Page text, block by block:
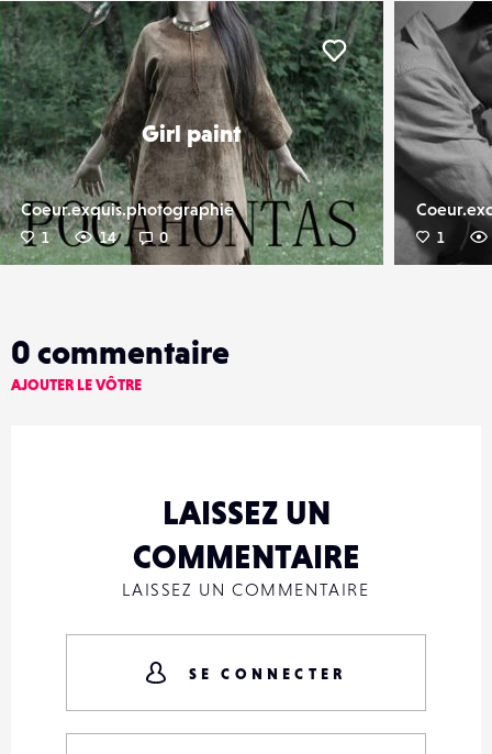
Girl paint
Coeur.exquis.photographie
1 14 0
Liker
1
0 commentaire
AJOUTER LE VÔTRE
LAISSEZ UN
COMMENTAIRE
LAISSEZ UN COMMENTAIRE
SE CONNECTER